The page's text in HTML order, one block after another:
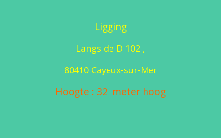
Ligging
Langs de D 102 ,
80410 Cayeux-sur-Mer
Hoogte : 32 meter hoog